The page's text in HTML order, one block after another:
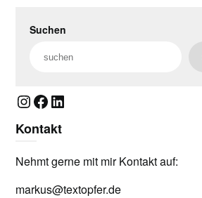
Suchen
Instagram
Facebook
LinkedIn
Kontakt
Nehmt gerne mit mir Kontakt auf:
markus@textopfer.de